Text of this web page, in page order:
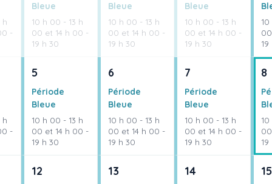
h
-
Bleue
10 h 00 - 13 h
00 et 14 h 00 -
19 h 30
Bleue
10 h 00 - 13 h
00 et 14 h 00 -
19 h 30
Bleue
10 h 00 - 13 h
00 et 14 h 00 -
19 h 30
h
-
5
Période
Bleue
10 h 00 - 13 h
00 et 14 h 00 -
19 h 30
6
Période
Bleue
10 h 00 - 13 h
00 et 14 h 00 -
19 h 30
7
Période
Bleue
10 h 00 - 13 h
00 et 14 h 00 -
19 h 30
8
12 13 14 15